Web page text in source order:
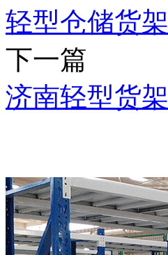
轻型仓储货架
下一篇
济南轻型货架